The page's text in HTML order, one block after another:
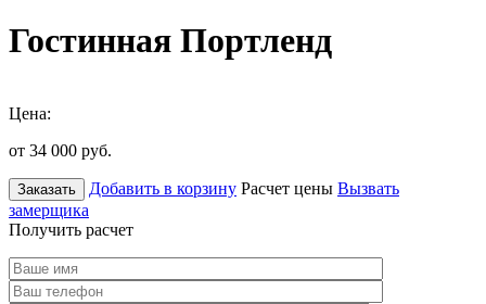
Гостинная Портленд
Цена:
от 34 000 руб.
Заказать Добавить в корзину Расчет цены Вызвать
замерщика
Получить расчет